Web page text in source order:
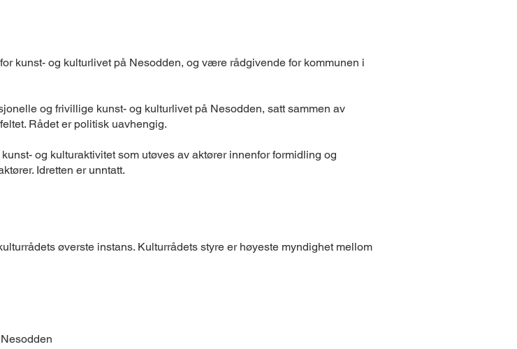
kunst- og kulturlivet på Nesodden, og være rådgivende for kommunen i
og frivillige kunst- og kulturlivet på Nesodden, satt sammen av
Rådet er politisk uavhengig.
og kulturaktivitet som utøves av aktører innenfor formidling og
Idretten er unntatt.
øverste instans. Kulturrådets styre er høyeste myndighet mellom